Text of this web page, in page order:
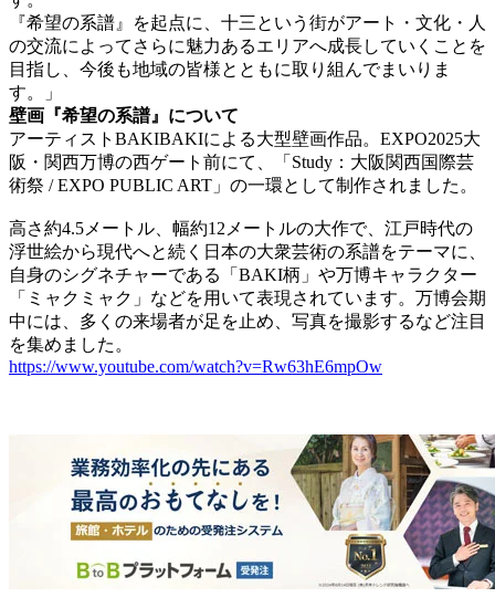
『希望の系譜』を起点に、十三という街がアート・文化・人
の交流によってさらに魅力あるエリアへ成長していくことを
目指し、今後も地域の皆様とともに取り組んでまいりま
す。」
壁画『希望の系譜』について
アーティストBAKIBAKIによる大型壁画作品。EXPO2025大
阪・関西万博の西ゲート前にて、「Study：大阪関西国際芸
術祭 / EXPO PUBLIC ART」の一環として制作されました。
高さ約4.5メートル、幅約12メートルの大作で、江戸時代の
浮世絵から現代へと続く日本の大衆芸術の系譜をテーマに、
自身のシグネチャーである「BAKI柄」や万博キャラクター
「ミャクミャク」などを用いて表現されています。万博会期
中には、多くの来場者が足を止め、写真を撮影するなど注目
を集めました。
https://www.youtube.com/watch?v=Rw63hE6mpOw